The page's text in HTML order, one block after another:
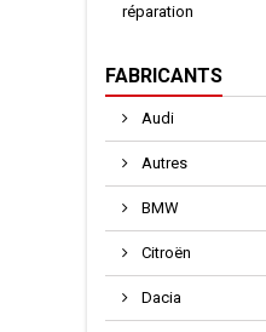
réparation
FABRICANTS
Audi
Autres
BMW
Citroën
Dacia